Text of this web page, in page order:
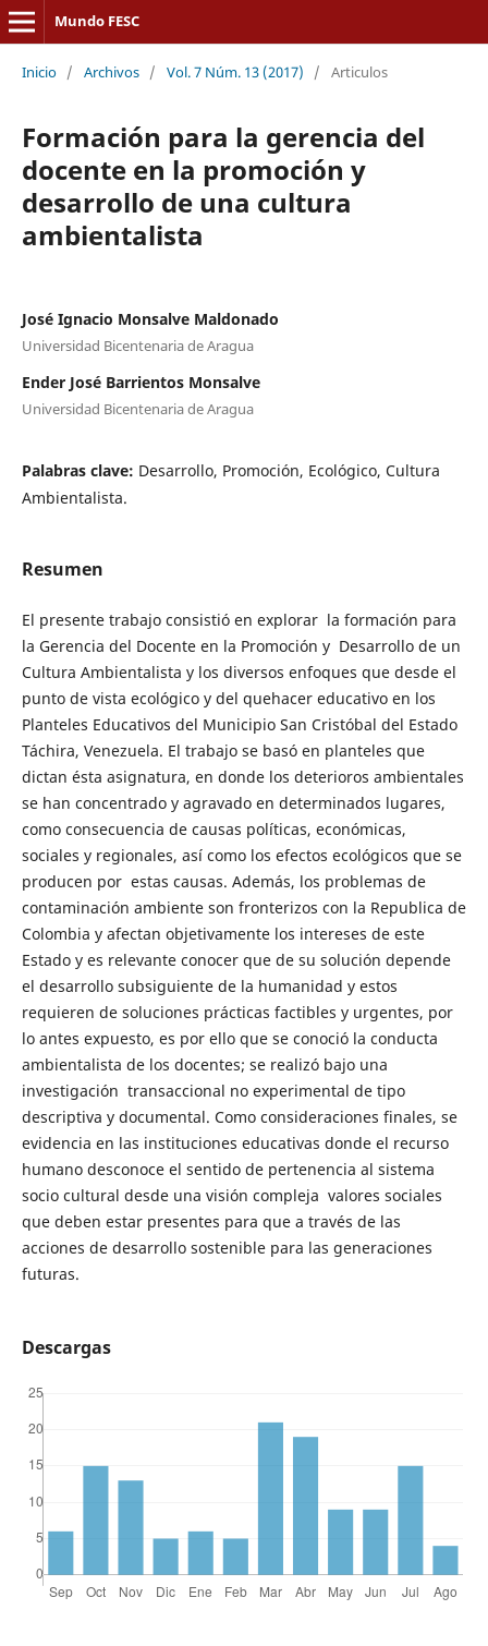
Mundo FESC
Inicio / Archivos / Vol. 7 Núm. 13 (2017) / Articulos
Formación para la gerencia del
docente en la promoción y
desarrollo de una cultura
ambientalista
José Ignacio Monsalve Maldonado
Universidad Bicentenaria de Aragua
Ender José Barrientos Monsalve
Universidad Bicentenaria de Aragua
Palabras clave: Desarrollo, Promoción, Ecológico, Cultura
Ambientalista.
Resumen
El presente trabajo consistió en explorar la formación para
la Gerencia del Docente en la Promoción y Desarrollo de un
Cultura Ambientalista y los diversos enfoques que desde el
punto de vista ecológico y del quehacer educativo en los
Planteles Educativos del Municipio San Cristóbal del Estado
Táchira, Venezuela. El trabajo se basó en planteles que
dictan ésta asignatura, en donde los deterioros ambientales
se han concentrado y agravado en determinados lugares,
como consecuencia de causas políticas, económicas,
sociales y regionales, así como los efectos ecológicos que se
producen por estas causas. Además, los problemas de
contaminación ambiente son fronterizos con la Republica de
Colombia y afectan objetivamente los intereses de este
Estado y es relevante conocer que de su solución depende
el desarrollo subsiguiente de la humanidad y estos
requieren de soluciones prácticas factibles y urgentes, por
lo antes expuesto, es por ello que se conoció la conducta
ambientalista de los docentes; se realizó bajo una
investigación transaccional no experimental de tipo
descriptiva y documental. Como consideraciones finales, se
evidencia en las instituciones educativas donde el recurso
humano desconoce el sentido de pertenencia al sistema
socio cultural desde una visión compleja valores sociales
que deben estar presentes para que a través de las
acciones de desarrollo sostenible para las generaciones
futuras.
Descargas